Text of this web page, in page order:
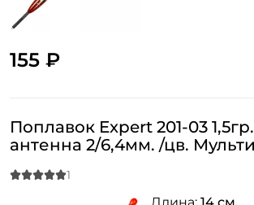
155 ₽
Поплавок Expert 201-03
антенна 2/6,4мм. /цв.